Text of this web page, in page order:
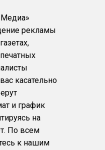
Медиа»
рекламы
касательно
и график
на
По всем
к нашим